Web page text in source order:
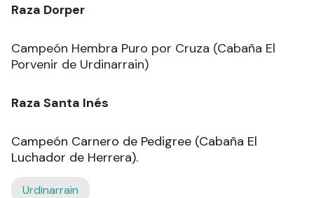
Raza Dorper
Campeón Hembra Puro por Cruza (Cabaña El
Porvenir de Urdinarrain)
Raza Santa Inés
Campeón Carnero de Pedigree (Cabaña El
Luchador de Herrera).
Urdinarrain